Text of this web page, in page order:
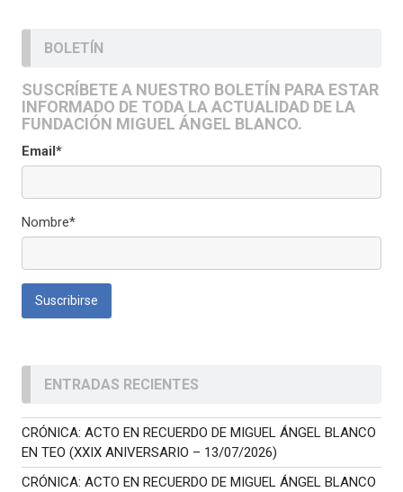
BOLETÍN
SUSCRÍBETE A NUESTRO BOLETÍN PARA ESTAR
INFORMADO DE TODA LA ACTUALIDAD DE LA
FUNDACIÓN MIGUEL ÁNGEL BLANCO.
Email*
Nombre*
ENTRADAS RECIENTES
CRÓNICA: ACTO EN RECUERDO DE MIGUEL ÁNGEL BLANCO
EN TEO (XXIX ANIVERSARIO – 13/07/2026)
CRÓNICA: ACTO EN RECUERDO DE MIGUEL ÁNGEL BLANCO